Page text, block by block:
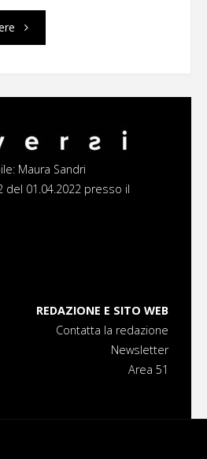
"Flash
luglio
Maura Sandri
del 01.04.2022 presso il
REDAZIONE E SITO WEB
Contatta la redazione
Newsletter
Area 51